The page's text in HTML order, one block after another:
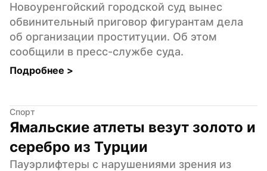
Новоуренгойский городской суд вынес
обвинительный приговор фигурантам дела
об организации проституции. Об этом
сообщили в пресс-службе суда.
Подробнее >
Спорт
Ямальские атлеты везут золото и
серебро из Турции
Пауэрлифтеры с нарушениями зрения из